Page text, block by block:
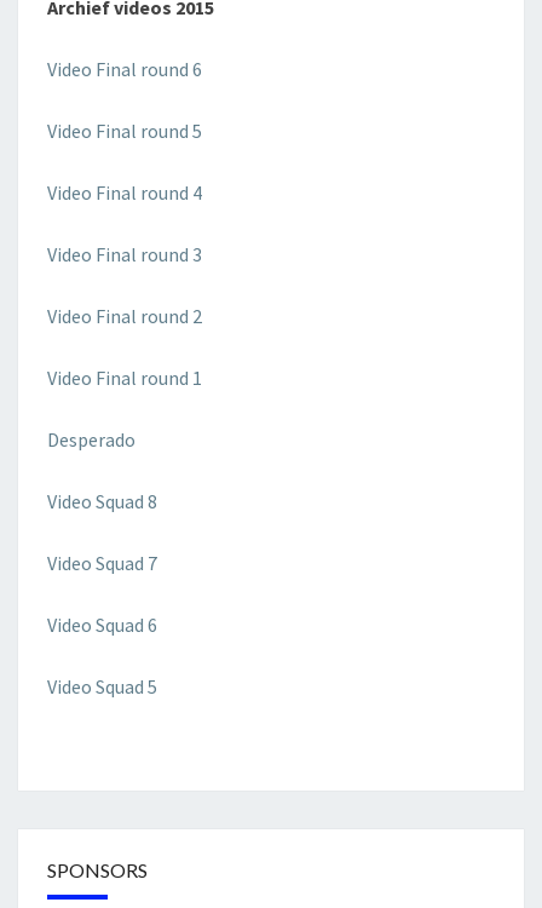
Archief videos 2015
Video Final round 6
Video Final round 5
Video Final round 4
Video Final round 3
Video Final round 2
Video Final round 1
Desperado
Video Squad 8
Video Squad 7
Video Squad 6
Video Squad 5
SPONSORS